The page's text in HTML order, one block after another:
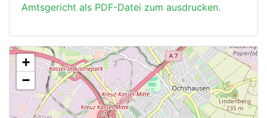
Amtsgericht als PDF-Datei zum ausdrucken.
+
−